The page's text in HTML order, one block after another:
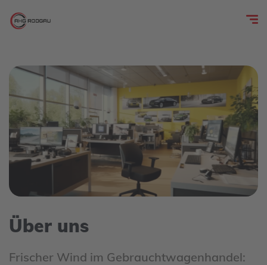
Über uns
Frischer Wind im Gebrauchtwagenhandel: